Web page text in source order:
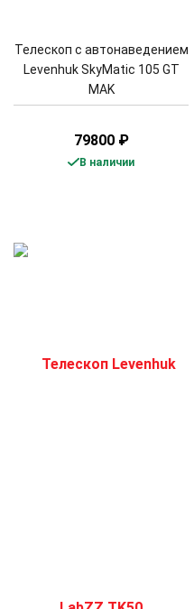
Телескоп с автонаведением
Levenhuk SkyMatic 105 GT
MAK
79800 ₽
В наличии